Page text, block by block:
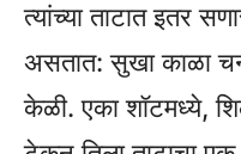
त्यांच्या ताटात इतर
असतात: सुखा काळा
केळी. एका शॉटमध्ये,